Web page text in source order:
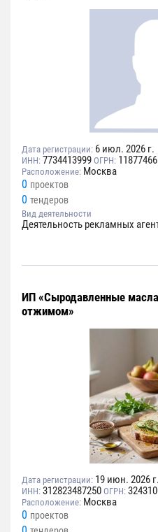
Дата регистрации: 6 июл. 2026 г.
ИНН: 7734413999 ОГРН:
Расположение: Москва
0 проектов
0 тендеров
Вид деятельности
Деятельность рекламных
ИП «Cыродавленные
отжимом»
Дата регистрации: 19 июн. 2026 г.
ИНН: 312823487250 ОГРН:
Расположение: Москва
0 проектов